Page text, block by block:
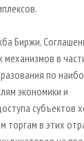
Биржи,
в
по
экономики и
субъектов
торгам в этих